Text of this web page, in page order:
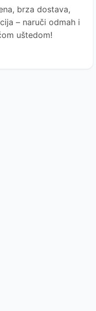
brza dostava,
– naruči odmah i
uštedom!